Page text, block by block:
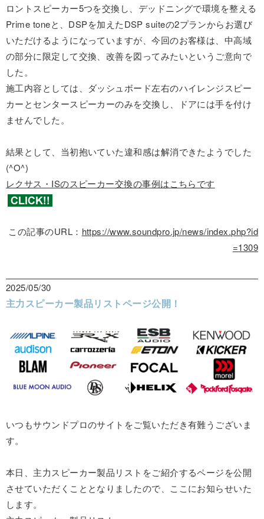
ロントスピーカー5つを交換し、デッドニングで環境を整える
Prime toneと、DSPを加えたDSP suiteの2プランからお選び
いただけるようになっていますが、今回のお客様は、中高域
の部分に限定して交換、改善を図ってみたいというご意向で
した。
施工内容としては、ダッシュボード左右のハイレンジスピー
カーとセンタースピーカーのみを交換し、ドアには手を付け
ませんでした。
結果として、当初抱いていた違和感は解消できたようでした
(^O^)
レクサス・ISのスピーカー交換の事例はこちらです
この記事のURL： https://www.soundpro.jp/news/index.php?id
=1309
2025/05/30
主力スピーカー製品リストページ公開！
いつもサウンドプロのサイトをご覧いただき有難うございま
す。
本日、主力スピーカー製品リストをご紹介するページを公開
させていただくこととなりましたので、ここにお知らせいた
します。